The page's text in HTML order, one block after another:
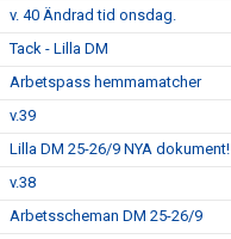
v. 40 Ändrad tid onsdag.
Tack - Lilla DM
Arbetspass hemmamatcher
v.39
Lilla DM 25-26/9 NYA dokument!
v.38
Arbetsscheman DM 25-26/9